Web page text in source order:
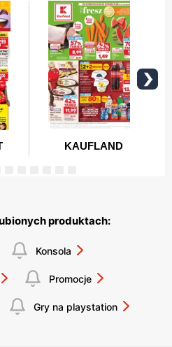
produktach:
Konsola
Promocje
Gry na playstation